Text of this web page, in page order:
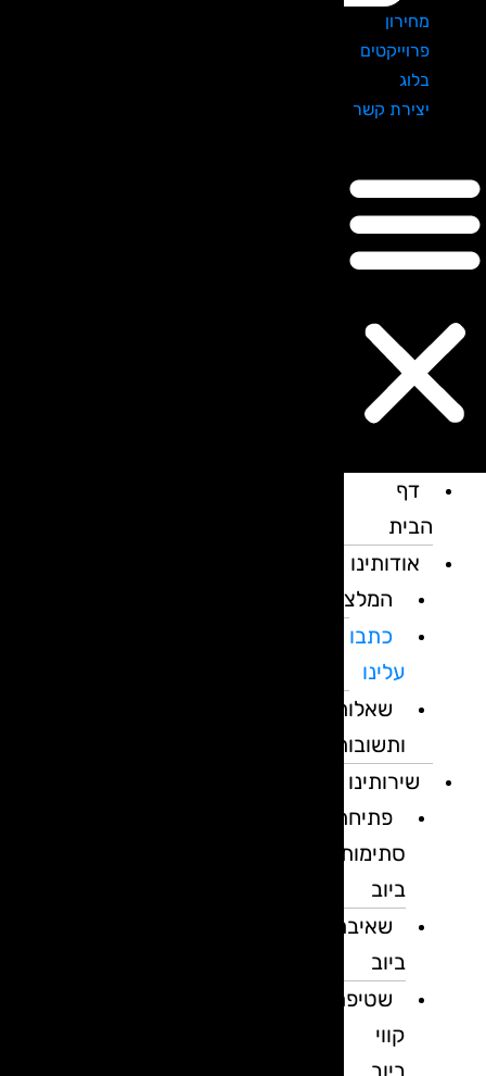
מחירון
פרוייקטים
בלוג
יצירת קשר
דף
הבית
אודותינו
המלצות
כתבו
עלינו
שאלות
ותשובות
שירותינו
פתיחת
סתימות
ביוב
שאיבת
ביוב
שטיפת
קווי
ביוב